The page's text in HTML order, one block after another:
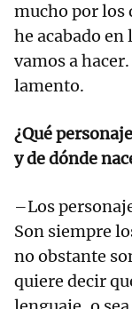
mucho por los
he acabado en
vamos a
lamento.
¿Qué
y de dónde
–Los
Son siempre
no obstante
quiere decir